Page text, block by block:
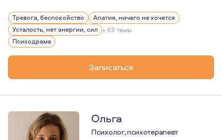
Психотерапия является для меня способом
Профессиональные ценности: этика,
Основные принципы моего отношения к клиенту:
Тревога, беспокойство
Апатия, ничего не хочется
Усталость, нет энергии, сил + 63 темы
Психодрама
Записаться
Ольга
Психолог, психотерапевт